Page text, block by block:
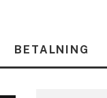
BETALNING